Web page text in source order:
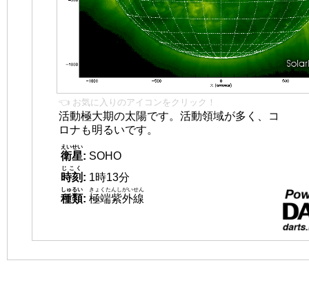
👈 お気に入りのアイコンをクリック！
活動極大期の太陽です。活動領域が多く、コ
ロナも明るいです。
衛星
えいせい
: SOHO
時刻
じこく
: 1時13分
種類
しゅるい
: 極端紫外線
きょくたんしがいせん